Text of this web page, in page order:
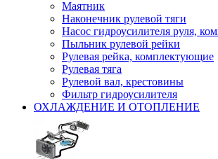
Маятник
Наконечник рулевой тяги
Насос гидроусилителя руля,
Пыльник рулевой рейки
Рулевая рейка, комплектующие
Рулевая тяга
Рулевой вал, крестовины
Фильтр гидроусилителя
ОХЛАЖДЕНИЕ И ОТОПЛЕНИЕ